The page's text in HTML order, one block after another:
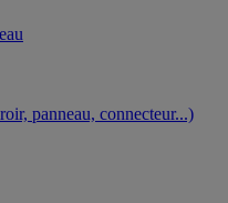
panneau, connecteur...)